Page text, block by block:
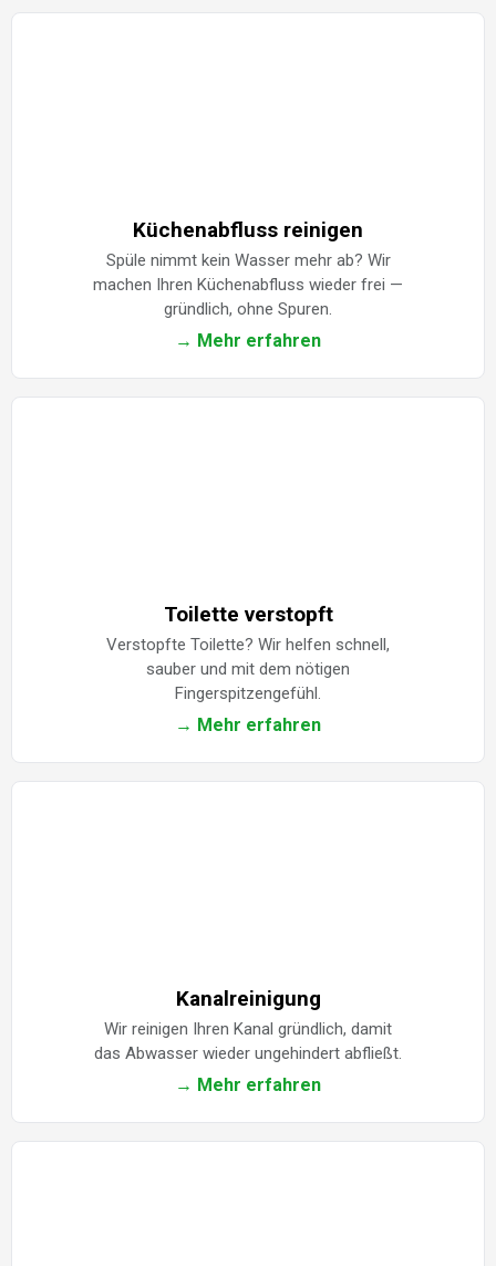
Küchenabfluss reinigen
Spüle nimmt kein Wasser mehr ab? Wir
machen Ihren Küchenabfluss wieder frei —
gründlich, ohne Spuren.
→ Mehr erfahren
Toilette verstopft
Verstopfte Toilette? Wir helfen schnell,
sauber und mit dem nötigen
Fingerspitzengefühl.
→ Mehr erfahren
Kanalreinigung
Wir reinigen Ihren Kanal gründlich, damit
das Abwasser wieder ungehindert abfließt.
→ Mehr erfahren